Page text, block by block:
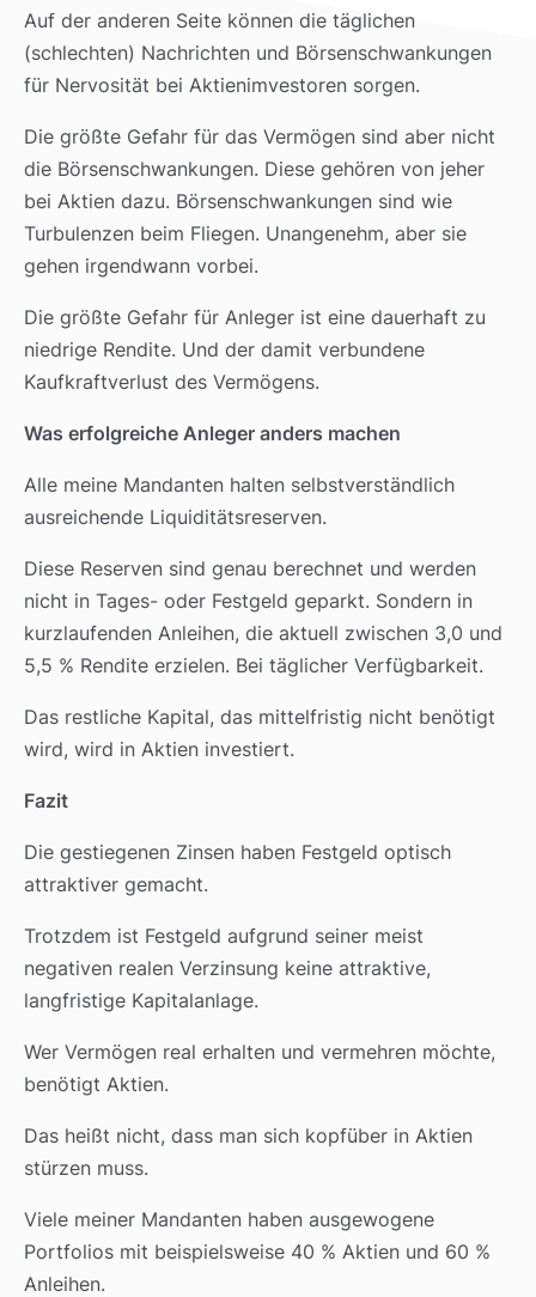
Auf der anderen Seite können die täglichen
(schlechten) Nachrichten und Börsenschwankungen
für Nervosität bei Aktienimvestoren sorgen.
Die größte Gefahr für das Vermögen sind aber nicht
die Börsenschwankungen. Diese gehören von jeher
bei Aktien dazu. Börsenschwankungen sind wie
Turbulenzen beim Fliegen. Unangenehm, aber sie
gehen irgendwann vorbei.
Die größte Gefahr für Anleger ist eine dauerhaft zu
niedrige Rendite. Und der damit verbundene
Kaufkraftverlust des Vermögens.
Was erfolgreiche Anleger anders machen
Alle meine Mandanten halten selbstverständlich
ausreichende Liquiditätsreserven.
Diese Reserven sind genau berechnet und werden
nicht in Tages- oder Festgeld geparkt. Sondern in
kurzlaufenden Anleihen, die aktuell zwischen 3,0 und
5,5 % Rendite erzielen. Bei täglicher Verfügbarkeit.
Das restliche Kapital, das mittelfristig nicht benötigt
wird, wird in Aktien investiert.
Fazit
Die gestiegenen Zinsen haben Festgeld optisch
attraktiver gemacht.
Trotzdem ist Festgeld aufgrund seiner meist
negativen realen Verzinsung keine attraktive,
langfristige Kapitalanlage.
Wer Vermögen real erhalten und vermehren möchte,
benötigt Aktien.
Das heißt nicht, dass man sich kopfüber in Aktien
stürzen muss.
Viele meiner Mandanten haben ausgewogene
Portfolios mit beispielsweise 40 % Aktien und 60 %
Anleihen.